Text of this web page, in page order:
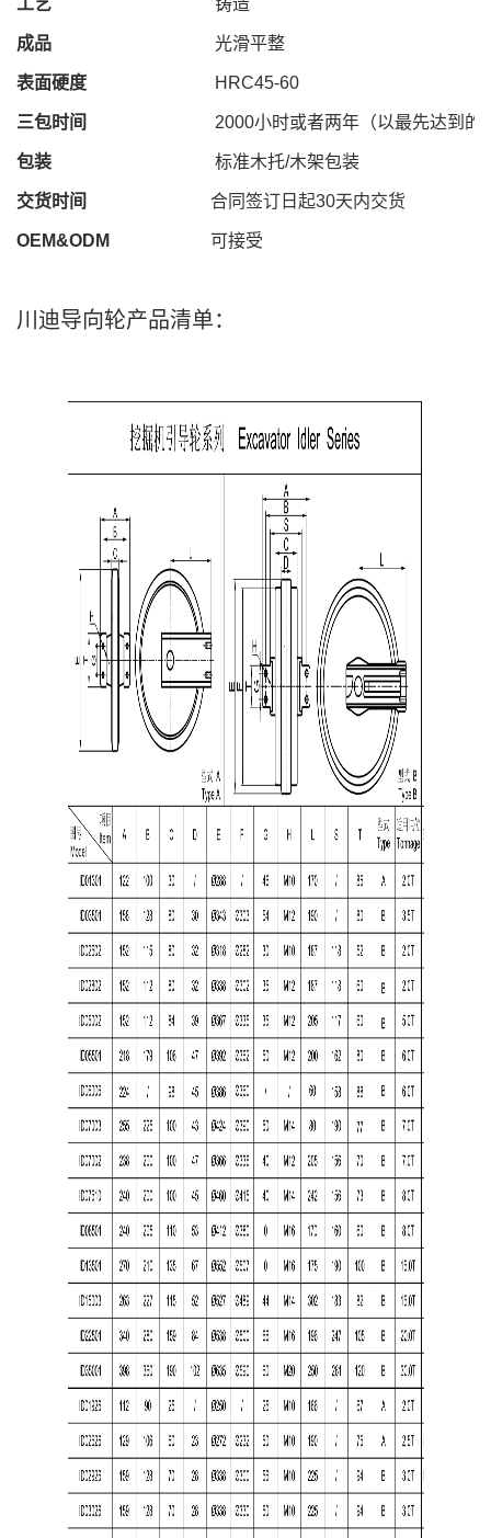
成品 光滑平整
表面硬度 HRC45-60
三包时间 2000小时或者两年（以最先达到的
包装 标准木托/木架包装
交货时间 合同签订日起30天内交货
OEM&ODM 可接受
川迪导向轮产品清单：